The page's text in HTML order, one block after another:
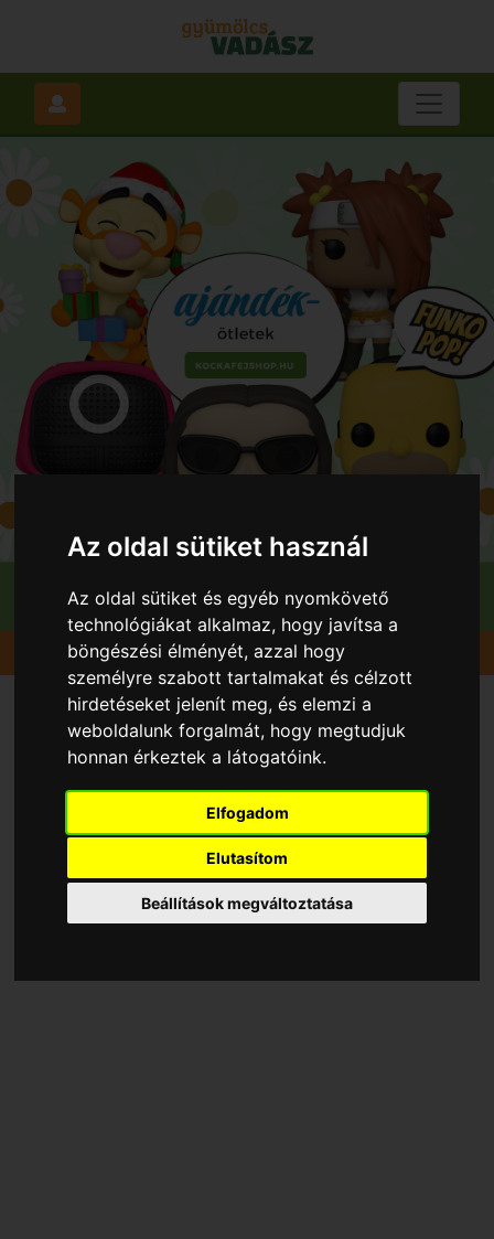
Az oldal sütiket használ
Az oldal sütiket és egyéb nyomkövető
technológiákat alkalmaz, hogy javítsa a
böngészési élményét, azzal hogy
személyre szabott tartalmakat és célzott
hirdetéseket jelenít meg, és elemzi a
weboldalunk forgalmát, hogy megtudjuk
honnan érkeztek a látogatóink.
Elfogadom
Elutasítom
Beállítások megváltoztatása
Gyümölcsök Szilva Topfirst